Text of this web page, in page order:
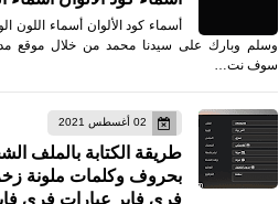
أسماء كود الألوان أسماء اللون
وسلم وبارك على سيدنا محمد من خلال موقع
سوف نت…
02 أغسطس 2021
طريقة الكتابة بالملف
بحروف وكلمات ملونة
فري فاير عبارات فري